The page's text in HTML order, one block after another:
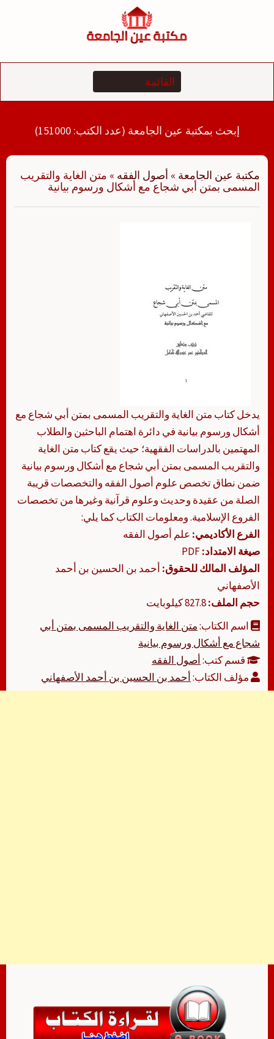
إبحث بمكتبة عين الجامعة (عدد الكتب: 151000)
مكتبة عين الجامعة » أصول الفقه » متن الغاية والتقريب
المسمى بمتن أبي شجاع مع أشكال ورسوم بيانية
يدخل كتاب متن الغاية والتقريب المسمى بمتن أبي شجاع مع
أشكال ورسوم بيانية في دائرة اهتمام الباحثين والطلاب
المهتمين بالدراسات الفقهية؛ حيث يقع كتاب متن الغاية
والتقريب المسمى بمتن أبي شجاع مع أشكال ورسوم بيانية
ضمن نطاق تخصص علوم أصول الفقه والتخصصات قريبة
الصلة من عقيدة وحديث وعلوم قرآنية وغيرها من تخصصات
الفروع الإسلامية. ومعلومات الكتاب كما يلي:
الفرع الأكاديمي: علم أصول الفقه
صيغة الامتداد:
المؤلف المالك للحقوق: أحمد بن الحسين بن أحمد
الأصفهاني
حجم الملف:
اسم الكتاب:متن الغاية والتقريب المسمى بمتن أبي
شجاع مع أشكال ورسوم بيانية
قسم كتب:أصول الفقه
مؤلف الكتاب:أحمد بن الحسين بن أحمد الأصفهاني